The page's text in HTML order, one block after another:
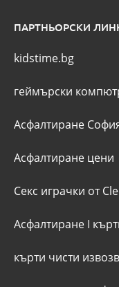
ПАРТНЬОРСКИ
kidstime.bg
геймърски
Асфалтиране
Асфалтиране цени
Секс играчки от
Асфалтиране I
кърти чисти